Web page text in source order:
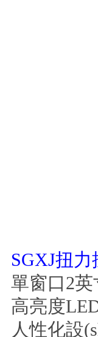
SGXJ扭
單窗口2英
高亮度LED
人性化設